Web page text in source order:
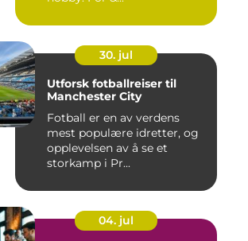
30. jul
Utforsk fotballreiser til
Manchester City
Fotball er en av verdens
mest populære idretter, og
opplevelsen av å se et
storkamp i Pr...
04. jul